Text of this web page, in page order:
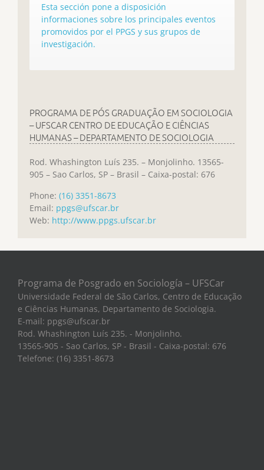
Esta sección pone a disposición
informaciones sobre los principales eventos
promovidos por el PPGS y sus grupos de
investigación.
PROGRAMA DE PÓS GRADUAÇÃO EM SOCIOLOGIA
– UFSCAR CENTRO DE EDUCAÇÃO E CIÊNCIAS
HUMANAS – DEPARTAMENTO DE SOCIOLOGIA
Rod. Whashington Luís 235. – Monjolinho. 13565-
905 – Sao Carlos, SP – Brasil – Caixa-postal: 676
Phone: (16) 3351-8673
Email: ppgs@ufscar.br
Web: http://www.ppgs.ufscar.br
Programa de Posgrado en Sociología – UFSCar
Universidade Federal de São Carlos, Centro de Educação
e Ciências Humanas, Departamento de Sociologia.
E-mail: ppgs@ufscar.br
Rod. Whashington Luís 235. - Monjolinho.
13565-905 - Sao Carlos, SP - Brasil - Caixa-postal: 676
Telefone: (16) 3351-8673